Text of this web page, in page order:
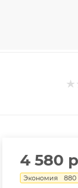
4 580
Экономия 880